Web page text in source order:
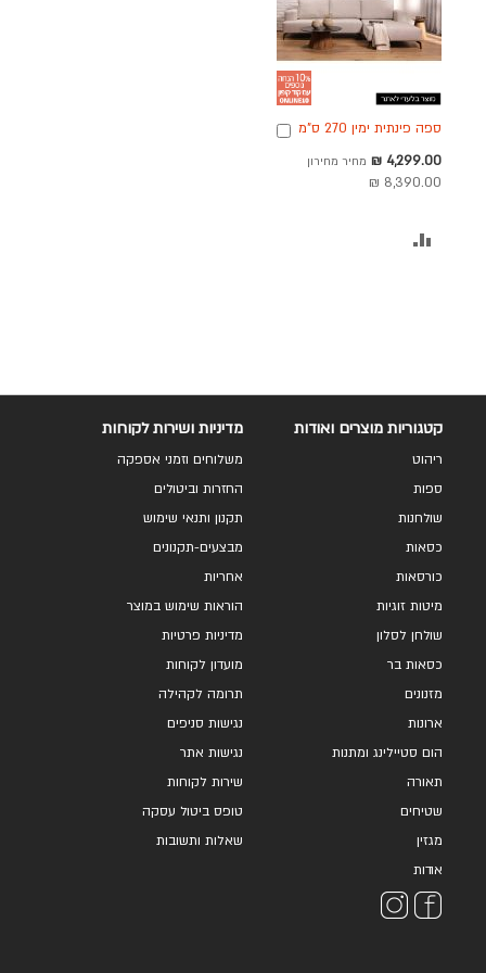
ספה פינתית ימין 270 ס"מ
מחיר
מבצע
4,299.00 ₪ מחיר מחירון
8,390.00 ₪
הוספה
קטגוריות מוצרים ואודות
ריהוט
ספות
שולחנות
כסאות
כורסאות
מיטות זוגיות
שולחן לסלון
כסאות בר
מזנונים
ארונות
הום סטיילינג ומתנות
תאורה
שטיחים
מגזין
אודות
מדיניות ושירות לקוחות
משלוחים וזמני אספקה
החזרות וביטולים
תקנון ותנאי שימוש
מבצעים-תקנונים
אחריות
הוראות שימוש במוצר
מדיניות פרטיות
מועדון לקוחות
תרומה לקהילה
נגישות סניפים
נגישות אתר
שירות לקוחות
טופס ביטול עסקה
שאלות ותשובות